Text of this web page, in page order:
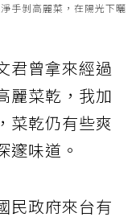
手剝高麗菜，在陽光下曬
君曾拿來經過
麗菜乾，我加
菜乾仍有些爽
邃味道。
民政府來台有